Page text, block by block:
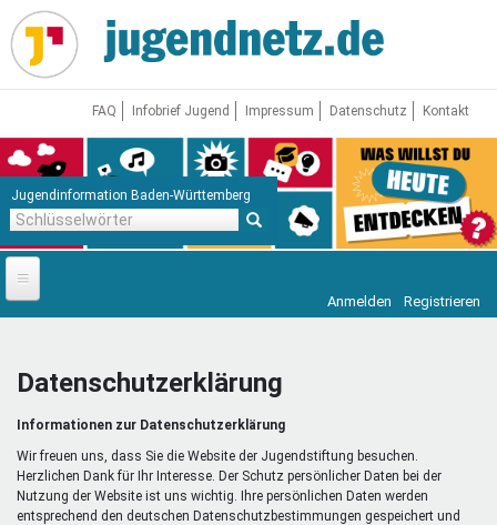
Direkt
zum
Inhalt
FAQ Infobrief Jugend Impressum Datenschutz Kontakt
Jugendinformation Baden-Württemberg
Startseite
Jugendnetz
Freizeit & Reisen
Mentoren & Projekte
Vor Ort
Anmelden Registrieren
Datenschutzerklärung
Informationen zur Datenschutzerklärung
Wir freuen uns, dass Sie die Website der Jugendstiftung besuchen.
Herzlichen Dank für Ihr Interesse. Der Schutz persönlicher Daten bei der
Nutzung der Website ist uns wichtig. Ihre persönlichen Daten werden
entsprechend den deutschen Datenschutzbestimmungen gespeichert und